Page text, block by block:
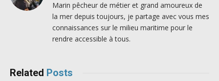
Marin pêcheur de métier et grand amoureux de
la mer depuis toujours, je partage avec vous mes
connaissances sur le milieu maritime pour le
rendre accessible à tous.
Related Posts